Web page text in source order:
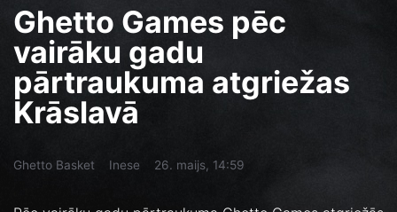
Ghetto Games pēc
vairāku gadu
pārtraukuma atgriežas
Krāslavā
Ghetto Basket Inese 26. maijs, 14:59